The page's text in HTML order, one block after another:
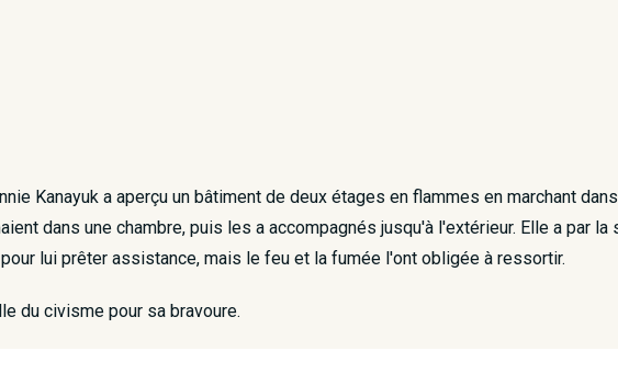
Kanayuk a aperçu un bâtiment de deux étages en flammes en marchant
dans une chambre, puis les a accompagnés jusqu'à l'extérieur. Elle a par
lui prêter assistance, mais le feu et la fumée l'ont obligée à ressortir.
du civisme pour sa bravoure.